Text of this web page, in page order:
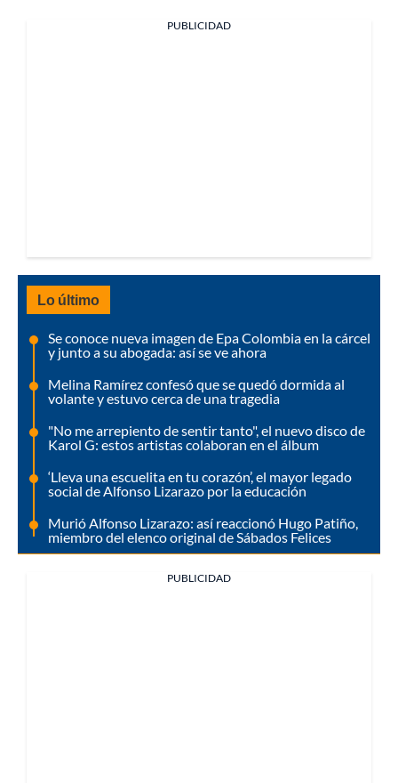
PUBLICIDAD
Lo último
Se conoce nueva imagen de Epa Colombia en la cárcel
y junto a su abogada: así se ve ahora
Melina Ramírez confesó que se quedó dormida al
volante y estuvo cerca de una tragedia
"No me arrepiento de sentir tanto", el nuevo disco de
Karol G: estos artistas colaboran en el álbum
‘Lleva una escuelita en tu corazón’, el mayor legado
social de Alfonso Lizarazo por la educación
Murió Alfonso Lizarazo: así reaccionó Hugo Patiño,
miembro del elenco original de Sábados Felices
PUBLICIDAD